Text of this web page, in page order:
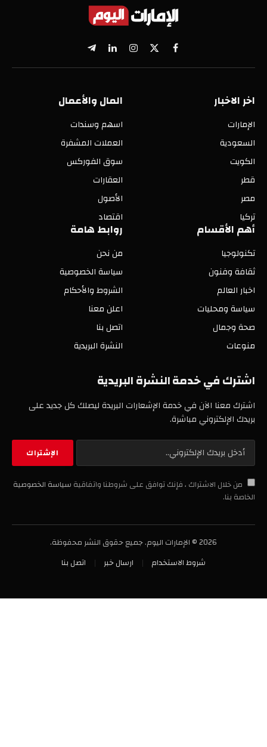
فيسبوك
X
(Twitter)
الانستغراملينكدإنتيلقرام
اخر الاخبار
الإمارات
السعودية
الكويت
قطر
مصر
تركيا
المال والأعمال
اسهم وسندات
العملات المشفرة
سوق الفوركس
العقارات
الأصول
اقتصاد
أهم الأقسام
تكنولوجيا
ثقافة وفنون
اخبار العالم
سياسة ومحليات
صحة وجمال
منوعات
روابط هامة
من نحن
سياسة الخصوصية
الشروط والأحكام
اعلن معنا
اتصل بنا
النشرة البريدية
اشترك في خدمة النشرة البريدية
اشترك معنا الآن في خدمة الإشعارات البريدة ليصلك كل جديد على
بريدك الإلكتروني مباشرة.
من خلال الاشتراك ، فإنك توافق على شروطنا واتفاقية سياسة الخصوصية
الخاصة بنا.
2026 © الإمارات اليوم. جميع حقوق النشر محفوظة.
شروط الاستخدام
ارسال خبر اتصل بنا